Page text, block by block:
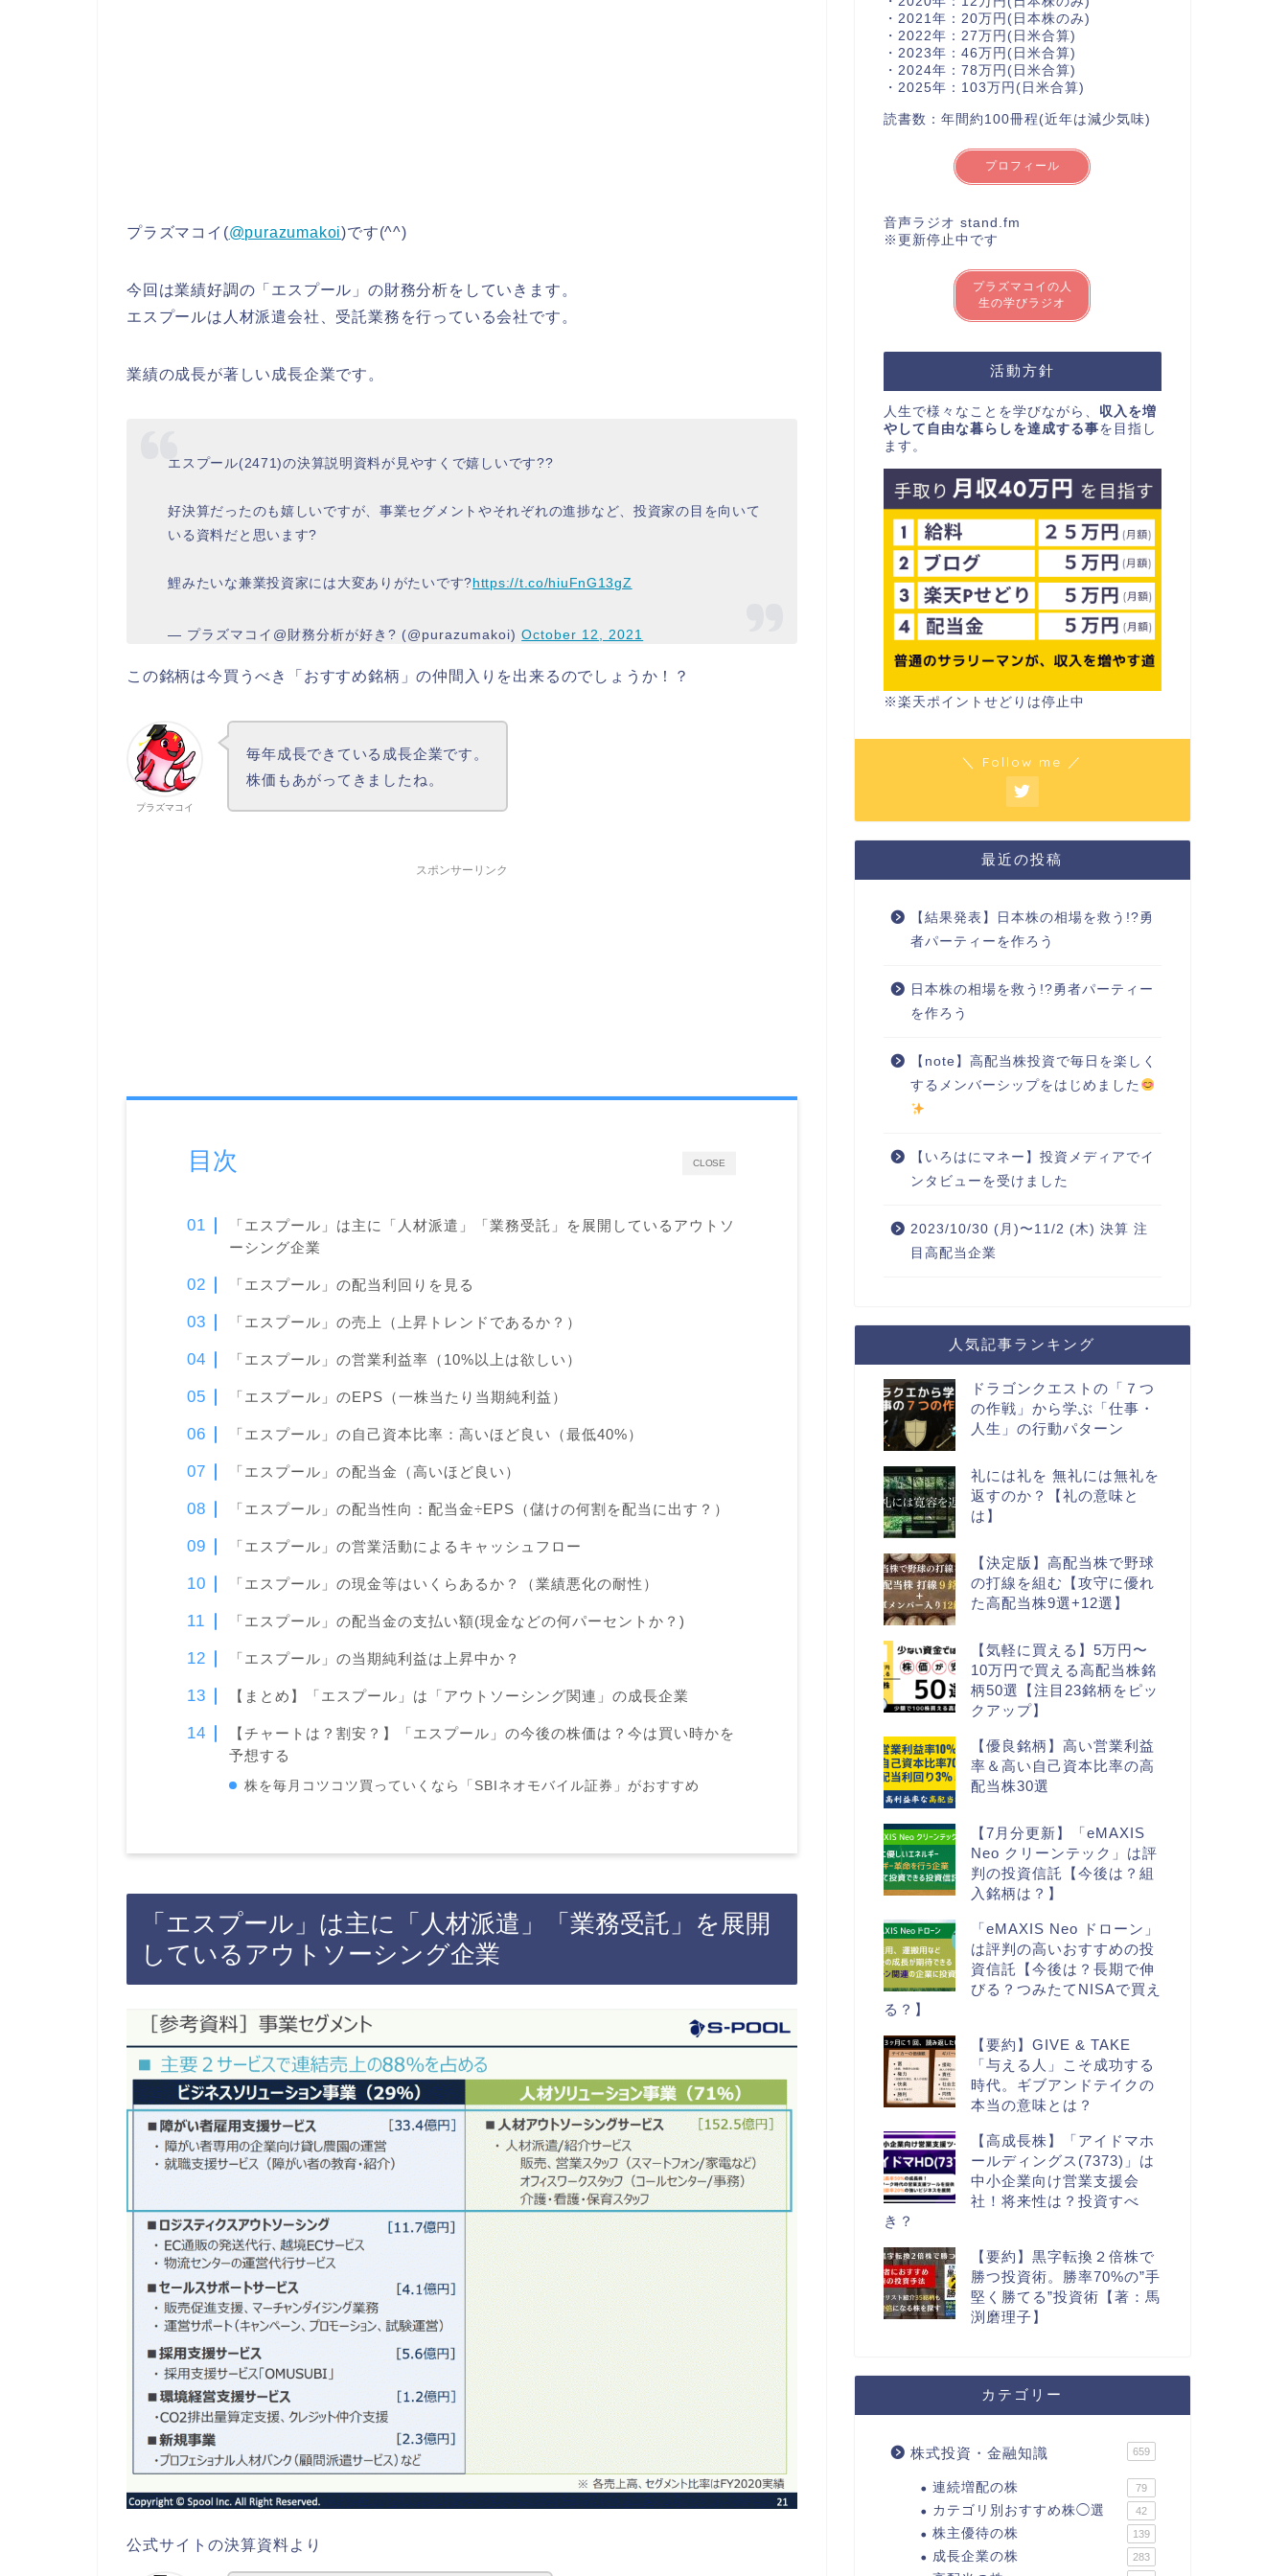
プラズマコイ(@purazumakoi)です(^^)
今回は業績好調の「エスプール」の財務分析をしていきます。
エスプールは人材派遣会社、受託業務を行っている会社です。
業績の成長が著しい成長企業です。
エスプール(2471)の決算説明資料が見やすくで嬉しいです??
好決算だったのも嬉しいですが、事業セグメントやそれぞれの進捗など、投資家の目を向いて
いる資料だと思います?
鯉みたいな兼業投資家には大変ありがたいです?https://t.co/hiuFnG13gZ
— プラズマコイ@財務分析が好き? (@purazumakoi)October 12, 2021
この銘柄は今買うべき「おすすめ銘柄」の仲間入りを出来るのでしょうか！？
プラズマコイ
毎年成長できている成長企業です。
株価もあがってきましたね。
スポンサーリンク
CLOSE
目次
「エスプール」は主に「 人材派遣」「業務受託」を展開しているアウトソ
ーシング企業
「エスプール」の配当利回りを見る
「エスプール」の売上（上昇トレンドであるか？）
「エスプール」の営業利益率（10%以上は欲しい）
「エスプール」のEPS（一株当たり当期純利益）
「エスプール」の自己資本比率：高いほど良い（最低40%）
「エスプール」の配当金（高いほど良い）
「エスプール」の配当性向：配当金÷EPS（儲けの何割を配当に出す？）
「エスプール」の営業活動によるキャッシュフロー
「エスプール」の現金等はいくらあるか？（業績悪化の耐性）
「エスプール」の配当金の支払い額(現金などの何パーセントか？)
「エスプール」の当期純利益は上昇中か？
【まとめ】「エスプール」は「アウトソーシング関連」の成長企業
【チャートは？割安？】「エスプール」の今後の株価は？今は買い時かを
予想する
株を毎月コツコツ買っていくなら「SBIネオモバイル証券」がおすすめ
「エスプール」は主に「 人材派遣」「業務受託」を展開
しているアウトソーシング企業
公式サイトの決算資料より
・2021年：20万円(日本株のみ)
・2022年：27万円(日米合算)
・2023年：46万円(日米合算)
・2024年：78万円(日米合算)
・2025年：103万円(日米合算)
読書数：年間約100冊程(近年は減少気味)
プロフィール
音声ラジオ stand.fm
※更新停止中です
プラズマコイの人
生の学びラジオ
活動方針
人生で様々なことを学びながら、 収入を増
やして自由な暮らしを達成する事を目指し
ます。
※楽天ポイントせどりは停止中
＼ Follow me ／
最近の投稿
【結果発表】日本株の相場を救う!?勇
者パーティーを作ろう
日本株の相場を救う!?勇者パーティー
を作ろう
【note】高配当株投資で毎日を楽しく
するメンバーシップをはじめました
【いろはにマネー】投資メディアでイ
ンタビューを受けました
2023/10/30 (月)〜11/2 (木) 決算 注
目高配当企業
人気記事ランキング
ドラゴンクエストの「７つ
の作戦」から学ぶ「仕事・
人生」の行動パターン
礼には礼を 無礼には無礼を
返すのか？【礼の意味と
は】
【決定版】高配当株で野球
の打線を組む【攻守に優れ
た高配当株9選+12選】
【気軽に買える】5万円〜
10万円で買える高配当株銘
柄50選【注目23銘柄をピッ
クアップ】
【優良銘柄】高い営業利益
率＆高い自己資本比率の高
配当株30選
【7月分更新】「eMAXIS
Neo クリーンテック」は評
判の投資信託【今後は？組
入銘柄は？】
「eMAXIS Neo ドローン」
は評判の高いおすすめの投
資信託【今後は？長期で伸
びる？つみたてNISAで買え
る？】
【要約】GIVE & TAKE
「与える人」こそ成功する
時代。ギブアンドテイクの
本当の意味とは？
【高成長株】「アイドマホ
ールディングス(7373)」は
中小企業向け営業支援会
社！将来性は？投資すべ
き？
【要約】黒字転換２倍株で
勝つ投資術。勝率70%の”手
堅く勝てる”投資術【著：馬
渕磨理子】
カテゴリー
株式投資・金融知識 659
連続増配の株 79
カテゴリ別おすすめ株◯選 42
株主優待の株 139
成長企業の株 283